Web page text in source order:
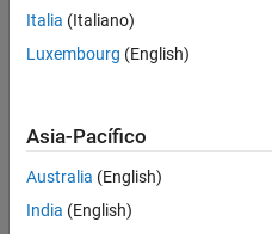
Italia (Italiano)
Luxembourg (English)
Asia-Pacífico
Australia (English)
India (English)